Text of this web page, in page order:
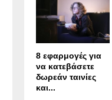
8 εφαρμογές για
να κατεβάσετε
δωρεάν ταινίες
και...